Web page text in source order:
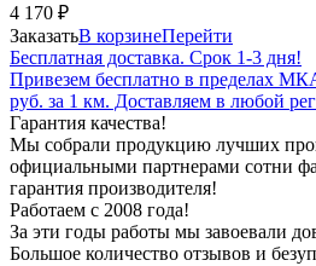
4 170 ₽
ЗаказатьВ корзинеПерейти
Бесплатная доставка. Срок 1-3 дня!
Привезем бесплатно в пределах
руб. за 1 км. Доставляем в любой
Гарантия качества!
Мы собрали продукцию лучших
официальными партнерами сотни
гарантия производителя!
Работаем с 2008 года!
За эти годы работы мы завоевали
Большое количество отзывов и